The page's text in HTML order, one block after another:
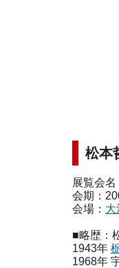
松本
展覧会
会期：
会場： 大
■略歴：
1943年
1968年